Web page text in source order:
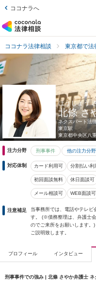
ココナラへ
ココナラ法律相談 東京都で法
ほうじょう
北條 さ
ネクスパート法
東京駅
東京都中央区八
注力分野 刑事事件 他の注力分
対応体制 カード利用可 分割払い利
初回面談無料 休日面談可
メール相談可 WEB面談可
注意補足
当事務所では、電話やテレビ
す。 (※債務整理は、弁護士
のでご来所をお願いします。
ご説明致します。
プロフィール インタビュー
刑事事件での強み | 北條 さやか弁護士